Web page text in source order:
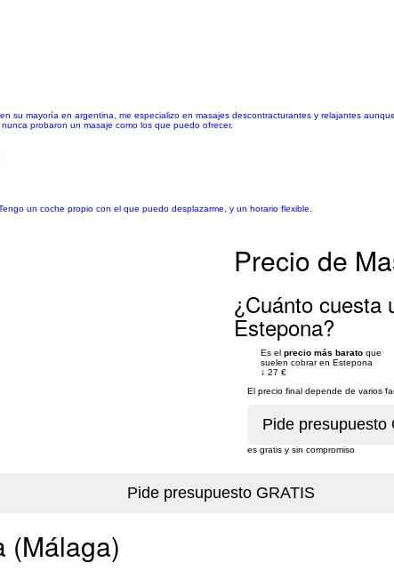
su mayoría en argentina, me especializo en masajes descontracturantes y relajantes
probaron un masaje como los que puedo ofrecer.
un coche propio con el que puedo desplazarme, y un horario flexible.
Precio de
¿Cuánto cuesta
Estepona?
Es el precio más barato que
suelen cobrar en Estepona
↓ 27 €
El precio final depende de varios
es gratis y sin compromiso
(Málaga)